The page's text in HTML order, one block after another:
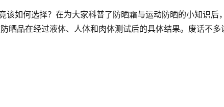
该如何选择？在为大家科普了防晒霜与运动防晒的小知识后
晒品在经过液体、人体和肉体测试后的具体结果。废话不多